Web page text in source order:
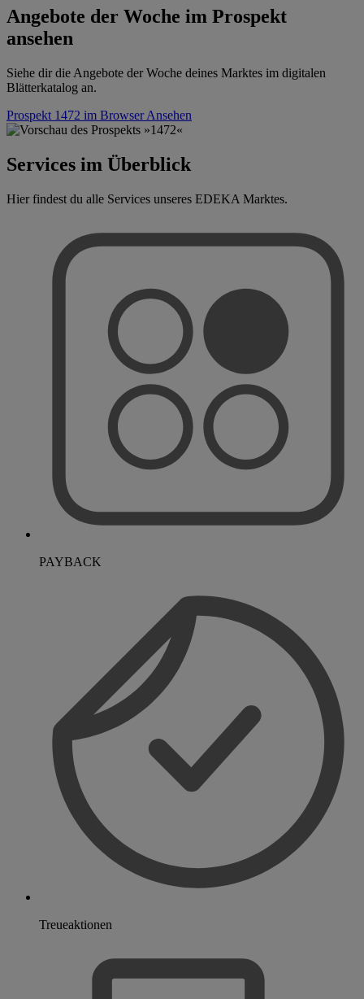
Angebote der Woche im Prospekt
ansehen
Siehe dir die Angebote der Woche deines Marktes im digitalen
Blätterkatalog an.
Prospekt 1472 im BrowserAnsehen
Services im Überblick
Hier findest du alle Services unseres EDEKA Marktes.
PAYBACK
Treueaktionen